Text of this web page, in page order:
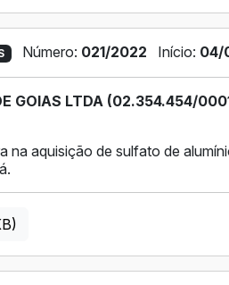
Número: 021/2022 Início: 04/
GOIAS LTDA (02.354.454/
na aquisição de sulfato de